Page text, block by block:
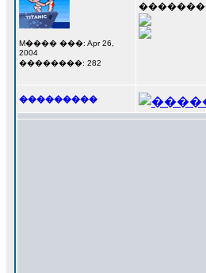
M���� ���: Apr 26,
2004
��������: 282
���������
���������